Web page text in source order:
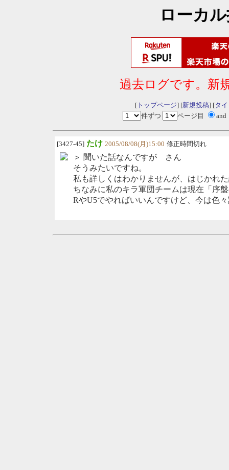
ローカ
過去ログです。新
[トップページ] [新規投稿] [タ
件ずつ
ページ目 and
[3427-45] たけ 2005/08/08(月)15:00 修正時間切れ
＞ 聞いた話なんですが さん
そうみたいですね。
私も詳しくはわかりませんが、はじかれ
ちなみに私のキラ軍団チームは現在「序
RやU5でやればいいんですけど、今は色